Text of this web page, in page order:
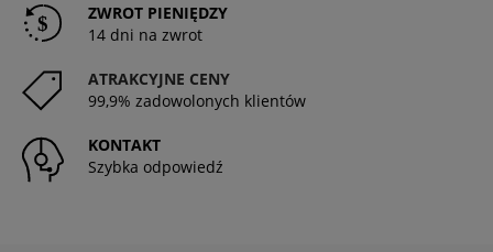
ZWROT PIENIĘDZY
14 dni na zwrot
ATRAKCYJNE CENY
99,9% zadowolonych klientów
KONTAKT
Szybka odpowiedź